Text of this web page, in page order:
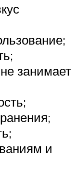
занимает
и